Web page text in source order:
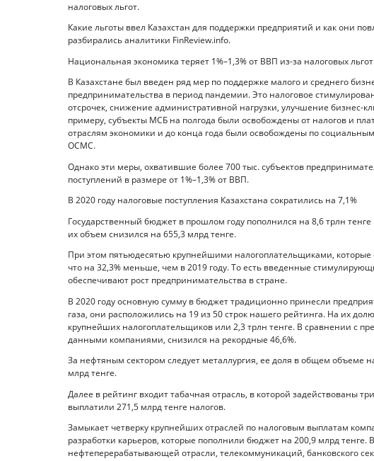
налоговых льгот.
Какие льготы ввел Казахстан для поддержки предприятий и как они
разбирались аналитики FinReview.info.
Национальная экономика теряет 1%–1,3% от ВВП из-за налоговых льгот
В Казахстане был введен ряд мер по поддержке малого и среднего
предпринимательства в период пандемии. Это налоговое
отсрочек, снижение административной нагрузки, улучшение бизнес-
примеру, субъекты МСБ на полгода были освобождены от налогов и
отраслям экономики и до конца года были освобождены по
ОСМС.
Однако эти меры, охватившие более 700 тыс. субъектов
поступлений в размере от 1%–1,3% от ВВП.
В 2020 году налоговые поступления Казахстана сократились на 7,1%
Государственный бюджет в прошлом году пополнился на 8,6 трлн
их объем снизился на 655,3 млрд тенге.
При этом пятьюдесятью крупнейшими налогоплательщиками, которые
что на 32,3% меньше, чем в 2019 году. То есть введенные
обеспечивают рост предпринимательства в стране.
В 2020 году основную сумму в бюджет традиционно принесли
газа, они расположились на 19 из 50 строк нашего рейтинга. На их
крупнейших налогоплательщиков или 2,3 трлн тенге. В сравнении с
данными компаниями, снизился на рекордные 46,6%.
За нефтяным сектором следует металлургия, ее доля в общем объеме
млрд тенге.
Далее в рейтинг входит табачная отрасль, в которой задействованы
выплатили 271,5 млрд тенге налогов.
Замыкает четверку крупнейших отраслей по налоговым выплатам
разработки карьеров, которые пополнили бюджет на 200,9 млрд тенге.
нефтеперерабатывающей отрасли, телекоммуникаций, банковского